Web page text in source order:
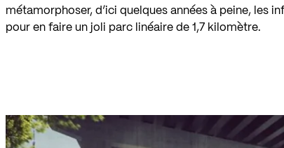
métamorphoser, d’ici quelques années à peine, les
pour en faire un joli parc linéaire de 1,7 kilomètre.